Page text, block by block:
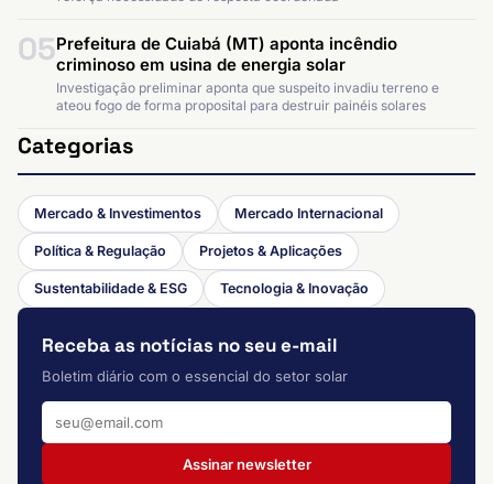
05Prefeitura de Cuiabá (MT) aponta incêndio
criminoso em usina de energia solar
Investigação preliminar aponta que suspeito invadiu terreno e
ateou fogo de forma proposital para destruir painéis solares
Categorias
Mercado & Investimentos Mercado Internacional
Política & Regulação Projetos & Aplicações
Sustentabilidade & ESG Tecnologia & Inovação
Receba as notícias no seu e-mail
Boletim diário com o essencial do setor solar
Assinar newsletter